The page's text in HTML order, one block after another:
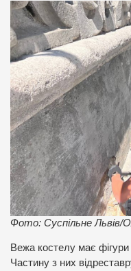
Фото: Суспільне Львів/
Вежа костелу має фігури
Частину з них